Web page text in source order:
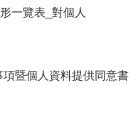
一覽表_對個人
暨個人資料提供同意書